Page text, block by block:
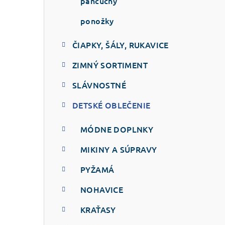
ponožky
ČIAPKY, ŠÁLY, RUKAVICE
ZIMNÝ SORTIMENT
SLÁVNOSTNÉ
DETSKÉ OBLEČENIE
MÓDNE DOPLNKY
MIKINY A SÚPRAVY
PYŽAMÁ
NOHAVICE
KRAŤASY